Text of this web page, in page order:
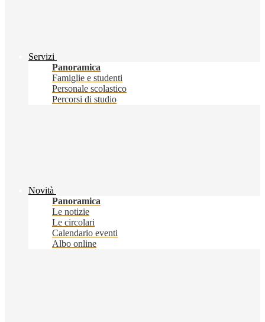
Servizi
Panoramica
Famiglie e studenti
Personale scolastico
Percorsi di studio
Novità
Panoramica
Le notizie
Le circolari
Calendario eventi
Albo online